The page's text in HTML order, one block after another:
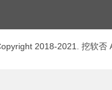
2018-2021. 挖软否